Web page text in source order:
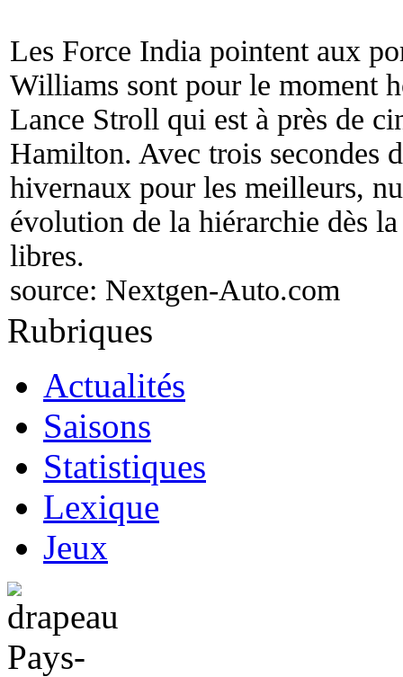
Les Force India pointent aux
Williams sont pour le moment
Lance Stroll qui est à près de
Hamilton. Avec trois secondes
hivernaux pour les meilleurs,
évolution de la hiérarchie dès
libres.
source: Nextgen-Auto.com
Rubriques
Actualités
Saisons
Statistiques
Lexique
Jeux